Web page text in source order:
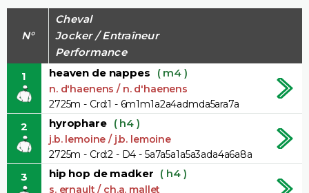
N°
Cheval
Jocker / Entraîneur
Performance
1
heaven de nappes ( m4 )
n. d'haenens / n. d'haenens
2725m - Crd:1 - 6m1m1a2a4admda5ara7a
2 hyrophare ( h4 )
j.b. lemoine / j.b. lemoine
2725m - Crd:2 - D4 - 5a7a5a1a5a3ada4a6a8a
3 hip hop de madker ( h4 )
s. ernault / ch.a. mallet